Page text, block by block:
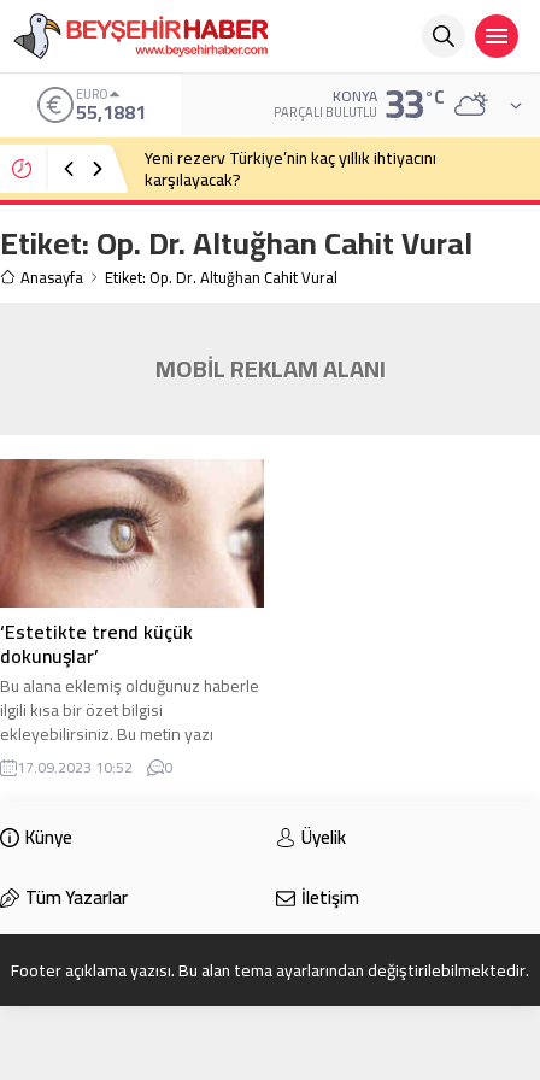
EURO
55,1881 KONYA
PARÇALI BULUTLU 33°C
Yeni rezerv Türkiye’nin kaç yıllık ihtiyacını
karşılayacak?
Etiket:Op. Dr. Altuğhan Cahit Vural
Anasayfa Etiket: Op. Dr. Altuğhan Cahit Vural
MOBİL REKLAM ALANI
‘Estetikte trend küçük
dokunuşlar’
Bu alana eklemiş olduğunuz haberle
ilgili kısa bir özet bilgisi
ekleyebilirsiniz. Bu metin yazı
düzenleme sayfasında “Özet”
bölümünden eklenebilir. Özet
olarak bu şekilde gösterilir,
eklenmemişse bu alan boş kalır.
17.09.2023 10:52 0
Künye
Üyelik
Tüm Yazarlar
İletişim
Footer açıklama yazısı. Bu alan tema ayarlarından değiştirilebilmektedir.